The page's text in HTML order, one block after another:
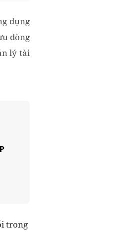
dụng
dòng
lý tài
trong